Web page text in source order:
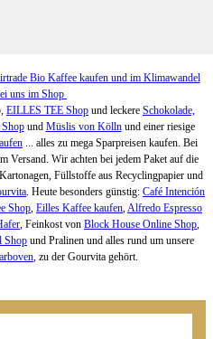
Bio Kaffee kaufen und im Klimawandel
uns im Shop
EILLES TEE Shop und leckere Schokolade,
und Müslis von Köllnund einer riesige
... alles zu mega Sparpreisen kaufen. Bei
Versand. Wir achten bei jedem Paket auf die
Füllstoffe aus Recyclingpapier und
. Heute besonders günstig: Café Intención
Shop, Eilles Kaffee kaufen,Alfredo Espresso
, Feinkost von Block House Online Shop,
Shop und Pralinen und alles rund um unsere
, zu der Gourvita gehört.